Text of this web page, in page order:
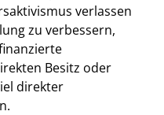
verlassen
zu verbessern,
Besitz oder
direkter